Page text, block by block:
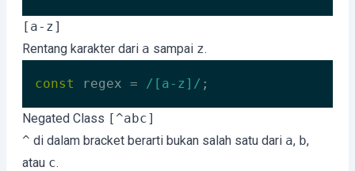
Code language:
[a-z]
Rentang karakter dari a sampai z.
const regex = /[a-z]/ ;
Code language: JavaScript
Negated Class [^abc]
^ di dalam bracket berarti bukan salah satu dari a, b,
atau c.